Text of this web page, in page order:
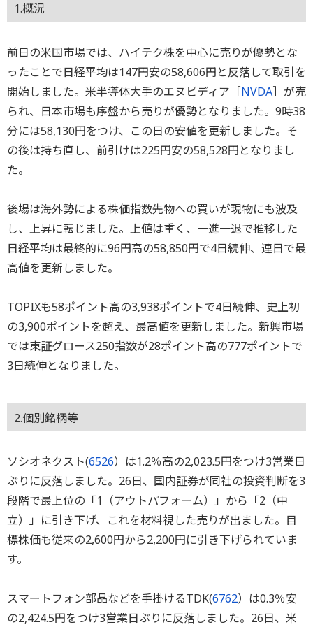
1.概況
前日の米国市場では、ハイテク株を中心に売りが優勢とな
ったことで日経平均は147円安の58,606円と反落して取引を
開始しました。米半導体大手のエヌビディア［NVDA］が売
られ、日本市場も序盤から売りが優勢となりました。9時38
分には58,130円をつけ、この日の安値を更新しました。そ
の後は持ち直し、前引けは225円安の58,528円となりまし
た。
後場は海外勢による株価指数先物への買いが現物にも波及
し、上昇に転じました。上値は重く、一進一退で推移した
日経平均は最終的に96円高の58,850円で4日続伸、連日で最
高値を更新しました。
TOPIXも58ポイント高の3,938ポイントで4日続伸、史上初
の3,900ポイントを超え、最高値を更新しました。新興市場
では東証グロース250指数が28ポイント高の777ポイントで
3日続伸となりました。
2.個別銘柄等
ソシオネクスト(6526）は1.2％高の2,023.5円をつけ3営業日
ぶりに反落しました。26日、国内証券が同社の投資判断を3
段階で最上位の「1（アウトパフォーム）」から「2（中
立）」に引き下げ、これを材料視した売りが出ました。目
標株価も従来の2,600円から2,200円に引き下げられていま
す。
スマートフォン部品などを手掛けるTDK(6762）は0.3％安
の2,424.5円をつけ3営業日ぶりに反落しました。26日、米